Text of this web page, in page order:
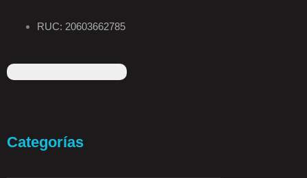
RUC: 20603662785
a n
Categorías